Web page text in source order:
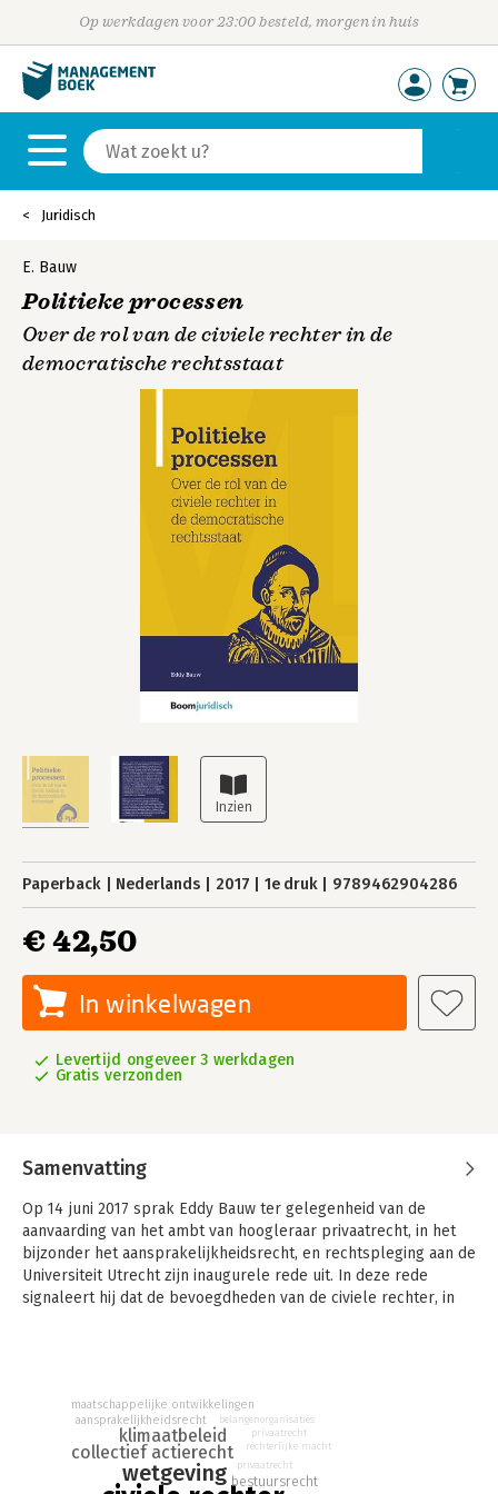
Op werkdagen voor 23:00 besteld, morgen in huis
Juridisch
E. Bauw
Politieke processen
Over de rol van de civiele rechter in de
democratische rechtsstaat
Paperback Nederlands 2017 1e druk 9789462904286
€ 42,50
In winkelwagen
Levertijd ongeveer 3 werkdagen
Gratis verzonden
Samenvatting
Op 14 juni 2017 sprak Eddy Bauw ter gelegenheid van de
aanvaarding van het ambt van hoogleraar privaatrecht, in het
bijzonder het aansprakelijkheidsrecht, en rechtspleging aan de
Universiteit Utrecht zijn inaugurele rede uit. In deze rede
signaleert hij dat de bevoegdheden van de civiele rechter, in
maatschappelijke en politieke ontwikkelingen.
Deze ontwikkeling heeft ertoe geleid dat burgers en
belangenorganisaties steeds vaker via de civiele rechter
wetgeving
collectief actierecht
klimaatbeleid
bestuursrecht
aansprakelijkheidsrecht
maatschappelijke ontwikkelingen
privaatrecht
belangenorganisaties
privaatrecht
rechterlijke macht